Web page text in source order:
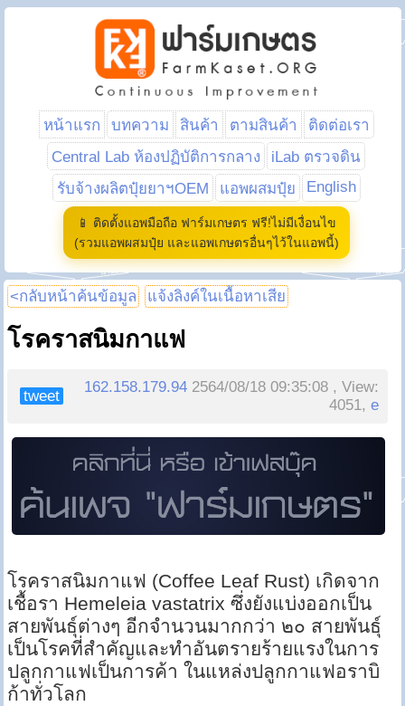
หน้าแรก บทความ สินค้า ตามสินค้า
ติดต่อเรา
Central Lab ห้องปฏิบัติการกลาง
iLab ตรวจดิน
รับจ้างผลิตปุ๋ยยาฯOEM
แอพผสมปุ๋ย English
📱 ติดตั้งแอพมือถือ ฟาร์มเกษตร ฟรี!ไม่มีเงื่อนไข
(รวมแอพผสมปุ๋ย และแอพเกษตรอื่นๆไว้ในแอพนี้)
<กลับหน้าค้นข้อมูล แจ้งลิงค์ในเนื้อหาเสีย
โรคราสนิมกาแฟ
tweet
162.158.179.94 2564/08/18 09:35:08 , View:
4051,e
โรคราสนิมกาแฟ (Coffee Leaf Rust) เกิดจาก
เชื้อรา Hemeleia vastatrix ซึ่งยังแบ่งออกเป็น
สายพันธุ์ต่างๆ อีกจำนวนมากกว่า ๒๐ สายพันธุ์
เป็นโรคที่สำคัญและทำอันตรายร้ายแรงในการ
ปลูกกาแฟเป็นการค้า ในแหล่งปลูกกาแฟอราบิ
ก้าทั่วโลก